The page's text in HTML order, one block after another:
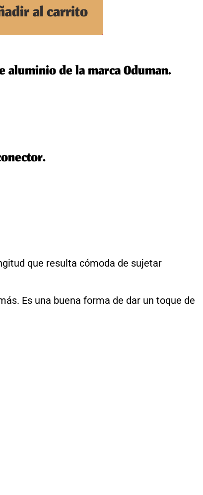
al carrito
aluminio de la marca Oduman.
que resulta cómoda de sujetar
Es una buena forma de dar un toque de